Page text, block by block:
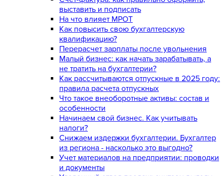
выставить и подписать
На что влияет МРОТ
Как повысить свою бухгалтерскую
квалификацию?
Перерасчет зарплаты после увольнения
Малый бизнес: как начать зарабатывать, а
не тратить на бухгалтерии?
Как рассчитываются отпускные в 2025 году:
правила расчета отпускных
Что такое внеоборотные активы: состав и
особенности
Начинаем свой бизнес. Как учитывать
налоги?
Снижаем издержки бухгалтерии. Бухгалтер
из региона - насколько это выгодно?
Учет материалов на предприятии: проводки
и документы